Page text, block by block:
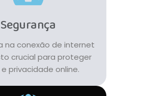
Segurança
na conexão de internet
crucial para proteger
privacidade online.